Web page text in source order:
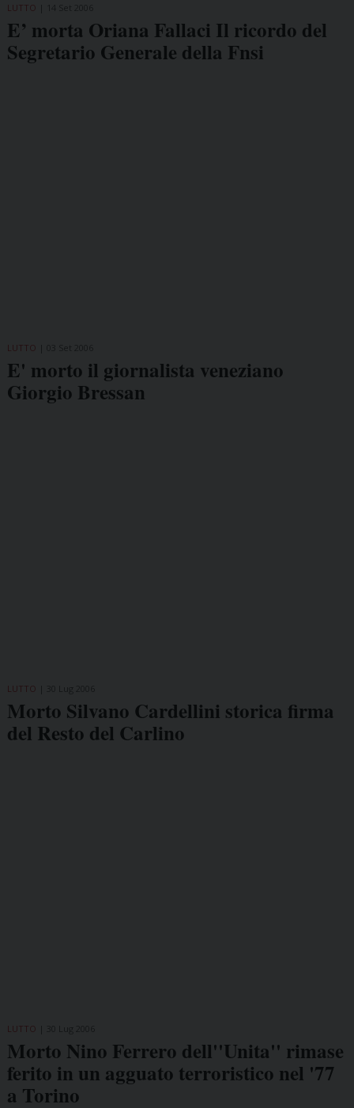
LUTTO
E’ morta Oriana Fallaci Il ricordo del
Segretario Generale della Fnsi
LUTTO
E' morto il giornalista veneziano
Giorgio Bressan
LUTTO
Morto Silvano Cardellini storica firma
del Resto del Carlino
LUTTO
Morto Nino Ferrero dell''Unita'' rimase
ferito in un agguato terroristico nel '77
a Torino